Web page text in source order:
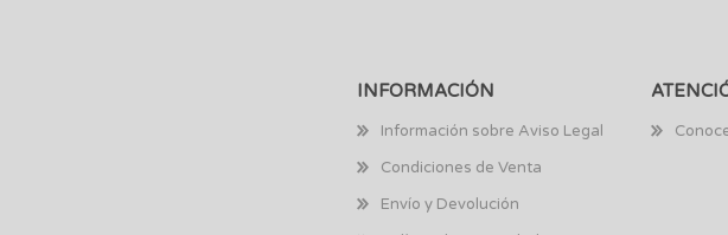
INFORMACIÓN
Información sobre Aviso Legal
Condiciones de Venta
Envío y Devolución